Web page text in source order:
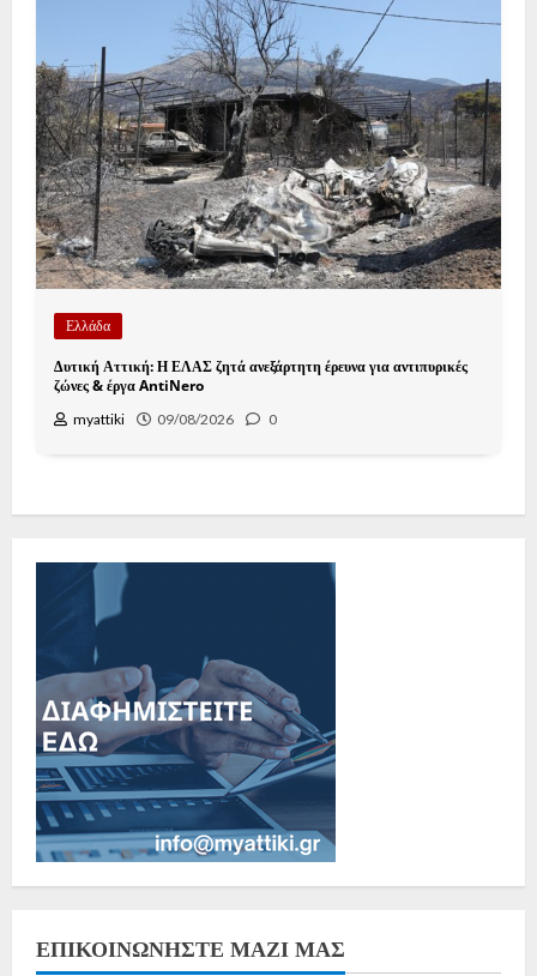
Ελλάδα
Δυτική Αττική: Η ΕΛΑΣ ζητά ανεξάρτητη έρευνα για αντιπυρικές
ζώνες & έργα AntiNero
myattiki 09/08/2026 0
ΕΠΙΚΟΙΝΩΝΗΣΤΕ ΜΑΖΙ ΜΑΣ